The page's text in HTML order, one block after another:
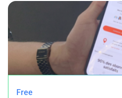
Free